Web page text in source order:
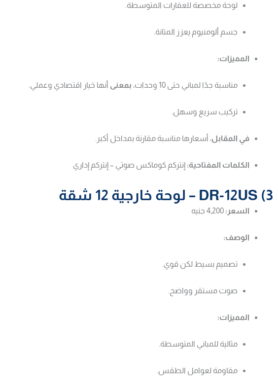
لوحة مخصصة للعقارات المتوسطة.
جسم ألومنيوم يعزز المتانة.
المميزات:
مناسبة جدًا لمباني حتى 10 وحدات، بمعنى أنها خيار اقتصادي وعملي.
تركيب سريع وسهل.
في المقابل، أسعارها مناسبة مقارنة بمداخل أكبر.
الكلمات المفتاحية: إنتركم كوماكس صوتي – إنتركم إداري
3) DR-12US – لوحة خارجية 12 شقة
السعر:
الوصف:
تصميم بسيط لكن قوي.
صوت مستقر وواضح.
المميزات:
مثالية للمباني المتوسطة.
مقاومة لعوامل الطقس.